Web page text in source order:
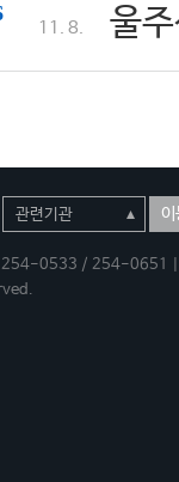
11. 8. 울
이
254-0533 / 254-